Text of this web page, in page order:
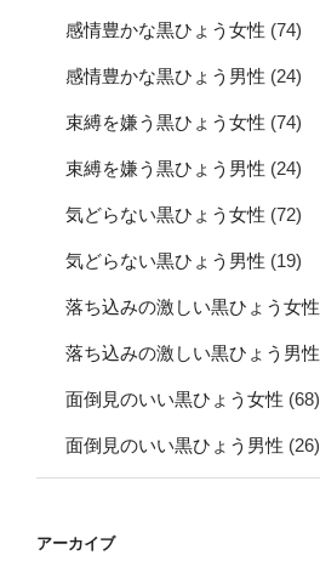
感情豊かな黒ひょう女性 (74)
感情豊かな黒ひょう男性 (24)
束縛を嫌う黒ひょう女性 (74)
束縛を嫌う黒ひょう男性 (24)
気どらない黒ひょう女性 (72)
気どらない黒ひょう男性 (19)
落ち込みの激しい黒ひょう女性
落ち込みの激しい黒ひょう男性
面倒見のいい黒ひょう女性 (68)
面倒見のいい黒ひょう男性 (26)
アーカイブ